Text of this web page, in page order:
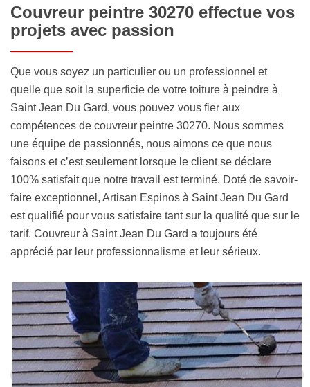
Couvreur peintre 30270 effectue vos
projets avec passion
Que vous soyez un particulier ou un professionnel et
quelle que soit la superficie de votre toiture à peindre à
Saint Jean Du Gard, vous pouvez vous fier aux
compétences de couvreur peintre 30270. Nous sommes
une équipe de passionnés, nous aimons ce que nous
faisons et c’est seulement lorsque le client se déclare
100% satisfait que notre travail est terminé. Doté de savoir-
faire exceptionnel, Artisan Espinos à Saint Jean Du Gard
est qualifié pour vous satisfaire tant sur la qualité que sur le
tarif. Couvreur à Saint Jean Du Gard a toujours été
apprécié par leur professionnalisme et leur sérieux.